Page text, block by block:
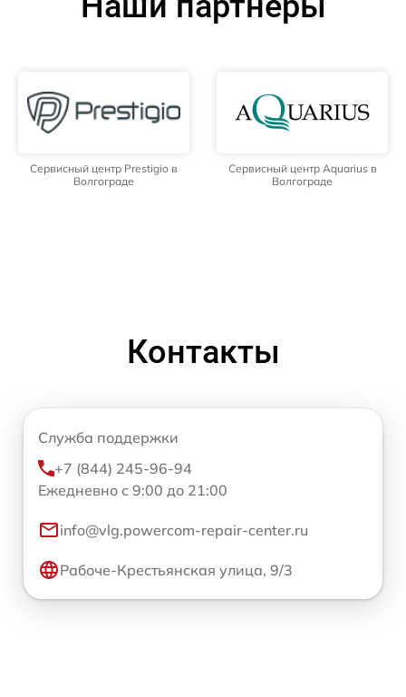
Сервисный центр Prestigio в
Волгограде
Сервисный центр Aquarius в
Волгограде
Контакты
Служба поддержки
+7 (844) 245-96-94
Ежедневно с 9:00 до 21:00
info@vlg.powercom-repair-center.ru
Рабоче-Крестьянская улица, 9/3